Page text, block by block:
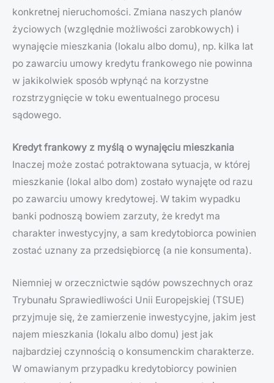
konkretnej nieruchomości. Zmiana naszych planów
życiowych (względnie możliwości zarobkowych) i
wynajęcie mieszkania (lokalu albo domu), np. kilka lat
po zawarciu umowy kredytu frankowego nie powinna
w jakikolwiek sposób wpłynąć na korzystne
rozstrzygnięcie w toku ewentualnego procesu
sądowego.
Kredyt frankowy z myślą o wynajęciu mieszkania
Inaczej może zostać potraktowana sytuacja, w której
mieszkanie (lokal albo dom) zostało wynajęte od razu
po zawarciu umowy kredytowej. W takim wypadku
banki podnoszą bowiem zarzuty, że kredyt ma
charakter inwestycyjny, a sam kredytobiorca powinien
zostać uznany za przedsiębiorcę (a nie konsumenta).
Niemniej w orzecznictwie sądów powszechnych oraz
Trybunału Sprawiedliwości Unii Europejskiej (TSUE)
przyjmuje się, że zamierzenie inwestycyjne, jakim jest
najem mieszkania (lokalu albo domu) jest jak
najbardziej czynnością o konsumenckim charakterze.
W omawianym przypadku kredytobiorcy powinien